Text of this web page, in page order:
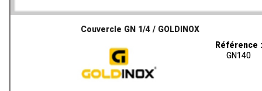
Couvercle GN 1/4 / GOLDINOX
Référence :
GN140